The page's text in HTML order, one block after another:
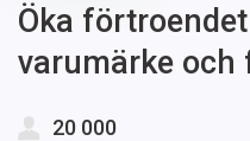
Öka
varumärke och
20 000